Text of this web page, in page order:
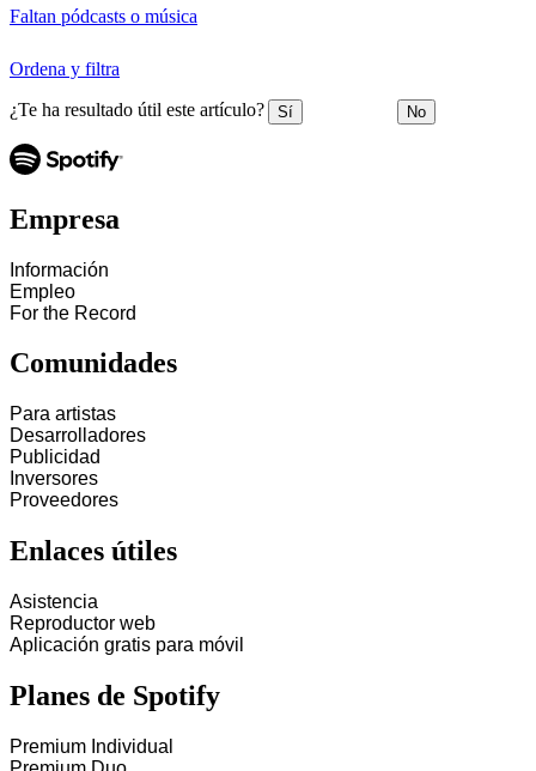
Faltan pódcasts o música
Ordena y filtra
¿Te ha resultado útil este artículo? Sí No
Empresa
Información
Empleo
For the Record
Comunidades
Para artistas
Desarrolladores
Publicidad
Inversores
Proveedores
Enlaces útiles
Asistencia
Reproductor web
Aplicación gratis para móvil
Planes de Spotify
Premium Individual